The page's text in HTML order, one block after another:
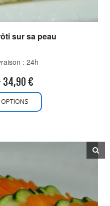
sur sa peau
: 24h
34,90 €
OPTIONS